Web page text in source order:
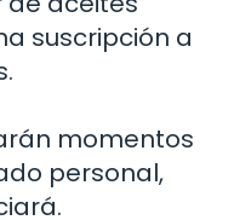
suscripción a
momentos
personal,